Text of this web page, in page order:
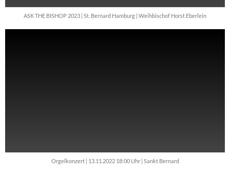
ASK THE BISHOP 2023 | St. Bernard Hamburg | Weihbischof Horst Eberlein
Orgelkonzert | 13.11.2022 18:00 Uhr | Sankt Bernard